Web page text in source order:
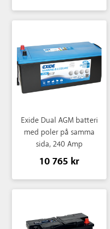
Exide Dual AGM batteri
med poler på samma
sida, 240 Amp
10 765 kr